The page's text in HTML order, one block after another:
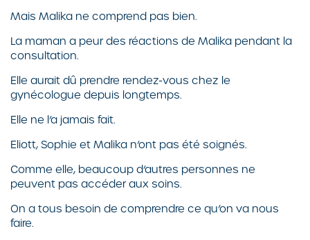
Mais Malika ne comprend pas bien.
La maman a peur des réactions de Malika pendant la
consultation.
Elle aurait dû prendre rendez-vous chez le
gynécologue depuis longtemps.
Elle ne l’a jamais fait.
Eliott, Sophie et Malika n’ont pas été soignés.
Comme elle, beaucoup d’autres personnes ne
peuvent pas accéder aux soins.
On a tous besoin de comprendre ce qu’on va nous
faire.